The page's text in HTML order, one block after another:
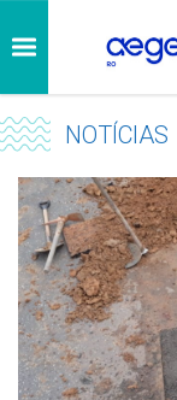
NOTÍCIAS